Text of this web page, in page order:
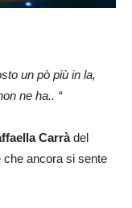
un pò più in la,
ne ha.. “
Carràdel
che ancora si sente